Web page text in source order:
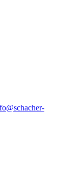
@schacher-